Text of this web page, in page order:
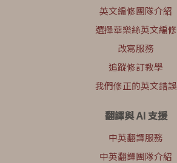
英文編修團隊介紹
選擇華樂絲英文編修
改寫服務
追蹤修訂教學
我們修正的英文錯誤
翻譯與 AI 支援
中英翻譯服務
中英翻譯團隊介紹